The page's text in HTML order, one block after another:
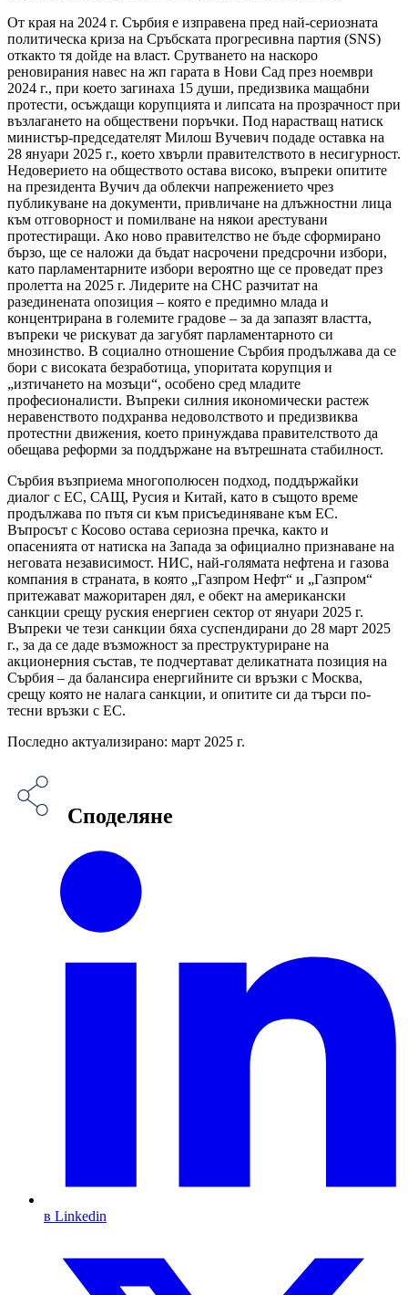
От края на 2024 г. Сърбия е изправена пред най-сериозната
политическа криза на Сръбската прогресивна партия (SNS)
откакто тя дойде на власт. Срутването на наскоро
реновирания навес на жп гарата в Нови Сад през ноември
2024 г., при което загинаха 15 души, предизвика мащабни
протести, осъждащи корупцията и липсата на прозрачност при
възлагането на обществени поръчки. Под нарастващ натиск
министър-председателят Милош Вучевич подаде оставка на
28 януари 2025 г., което хвърли правителството в несигурност.
Недоверието на обществото остава високо, въпреки опитите
на президента Вучич да облекчи напрежението чрез
публикуване на документи, привличане на длъжностни лица
към отговорност и помилване на някои арестувани
протестиращи. Ако ново правителство не бъде сформирано
бързо, ще се наложи да бъдат насрочени предсрочни избори,
като парламентарните избори вероятно ще се проведат през
пролетта на 2025 г. Лидерите на СНС разчитат на
разединената опозиция – която е предимно млада и
концентрирана в големите градове – за да запазят властта,
въпреки че рискуват да загубят парламентарното си
мнозинство. В социално отношение Сърбия продължава да се
бори с високата безработица, упоритата корупция и
„изтичането на мозъци“, особено сред младите
професионалисти. Въпреки силния икономически растеж
неравенството подхранва недоволството и предизвиква
протестни движения, което принуждава правителството да
обещава реформи за поддържане на вътрешната стабилност.
Сърбия възприема многополюсен подход, поддържайки
диалог с ЕС, САЩ, Русия и Китай, като в същото време
продължава по пътя си към присъединяване към ЕС.
Въпросът с Косово остава сериозна пречка, както и
опасенията от натиска на Запада за официално признаване на
неговата независимост. НИС, най-голямата нефтена и газова
компания в страната, в която „Газпром Нефт“ и „Газпром“
притежават мажоритарен дял, е обект на американски
санкции срещу руския енергиен сектор от януари 2025 г.
Въпреки че тези санкции бяха суспендирани до 28 март 2025
г., за да се даде възможност за преструктуриране на
акционерния състав, те подчертават деликатната позиция на
Сърбия – да балансира енергийните си връзки с Москва,
срещу която не налага санкции, и опитите си да търси по-
тесни връзки с ЕС.
Последно актуализирано: март 2025 г.
Споделяне
в Linkedin